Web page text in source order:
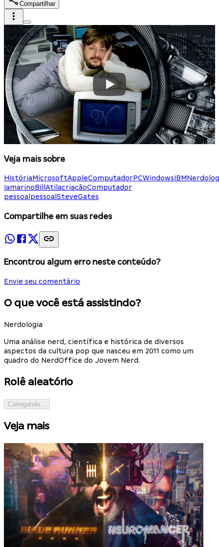
Compartilhar
Veja mais sobre
HistóriaMicrosoftAppleComputadorPCWindowsIBM
IamarinoBill AtilacriaçãoComputador
pessoal pessoal SteveGates
Compartilhe em suas redes
Encontrou algum erro neste conteúdo?
Envie seu comentário
O que você está assistindo?
Nerdologia
Uma análise nerd, científica e histórica de diversos
aspectos da cultura pop que nasceu em 2011 como um
quadro do NerdOffice do Jovem Nerd.
Rolê aleatório
Carregando...
Veja mais